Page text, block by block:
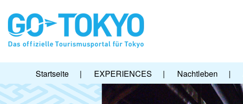
Startseite | EXPERIENCES | Nachtleben |